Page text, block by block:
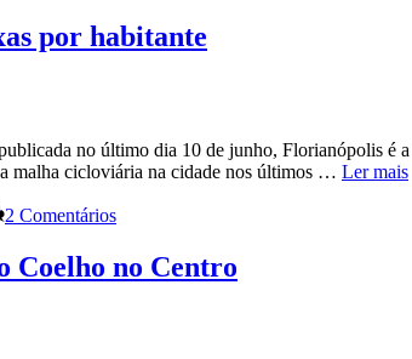
por habitante
no último dia 10 de junho, Florianópolis é
malha cicloviária na cidade nos últimos … Ler mais
2 Comentários
Coelho no Centro